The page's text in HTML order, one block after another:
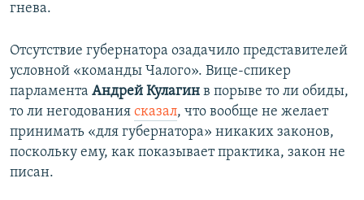
гнева.
Отсутствие губернатора озадачило представителей
условной «команды Чалого». Вице-спикер
парламента Андрей Кулагин в порыве то ли обиды,
то ли негодования сказал, что вообще не желает
принимать «для губернатора» никаких законов,
поскольку ему, как показывает практика, закон не
писан.